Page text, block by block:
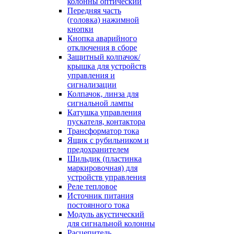
Передняя часть
(головка) нажимной
кнопки
Кнопка аварийного
отключения в сборе
Защитный колпачок/
крышка для устройств
управления и
сигнализации
Колпачок, линза для
сигнальной лампы
Катушка управления
пускателя, контактора
Трансформатор тока
Ящик с рубильником и
предохранителем
Шильдик (пластинка
маркировочная) для
устройств управления
Реле тепловое
Источник питания
постоянного тока
Модуль акустический
для сигнальной колонны